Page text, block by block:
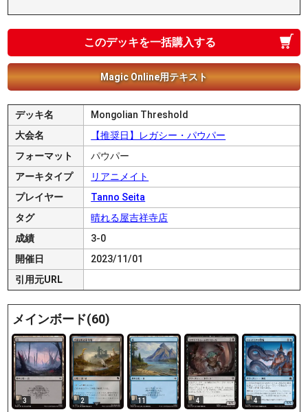
このデッキを一括購入する
Magic Online用テキスト
デッキ名
Mongolian Threshold
大会名
【推奨日】レガシー・パウパー
フォーマット
パウパー
アーキタイプ
リアニメイト
プレイヤー
Tanno Seita
タグ
晴れる屋吉祥寺店
成績
3-0
開催日
2023/11/01
引用元URL
メインボード(60)
3 2 11 4 4